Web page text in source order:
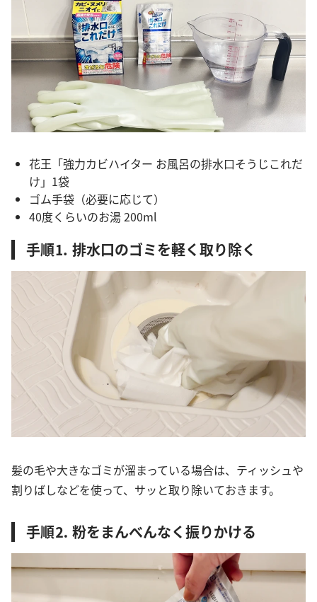
花王「強力カビハイター お風呂の排水口そうじこれだ
け」1袋
ゴム手袋（必要に応じて）
40度くらいのお湯 200ml
手順⒈ 排水口のゴミを軽く取り除く
髪の毛や大きなゴミが溜まっている場合は、ティッシュや
割りばしなどを使って、サッと取り除いておきます。
手順⒉ 粉をまんべんなく振りかける